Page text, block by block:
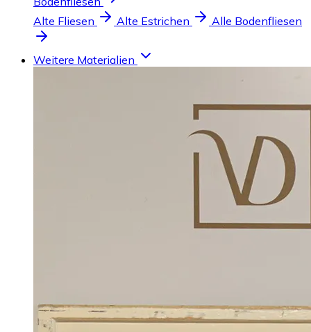
Alte Fliesen
Alte Estrichen Alle Bodenfliesen
Weitere Materialien